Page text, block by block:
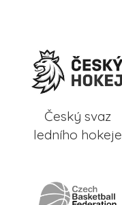
Český svaz
ledního hokeje